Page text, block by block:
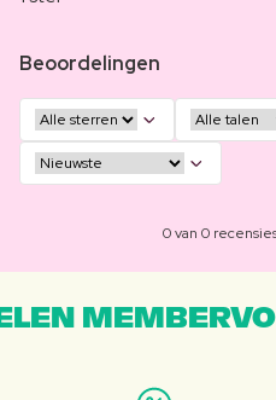
Beoordelingen
0 van 0